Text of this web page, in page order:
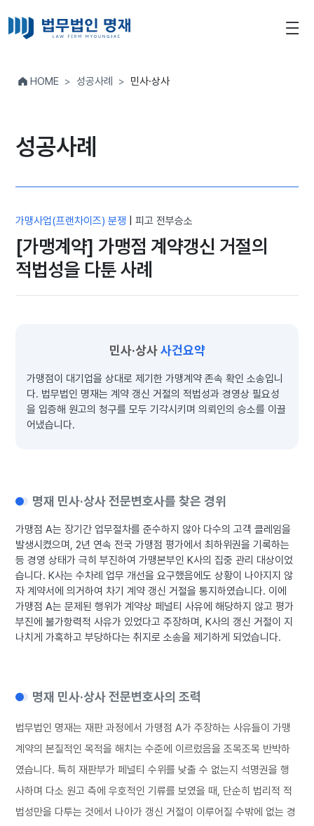
HOME 성공사례 민사·상사
성공사례
가맹사업(프랜차이즈) 분쟁 |피고 전부승소
[가맹계약] 가맹점 계약갱신 거절의
적법성을 다툰 사례
민사·상사 사건요약
가맹점이 대기업을 상대로 제기한 가맹계약 존속 확인 소송입니
다. 법무법인 명재는 계약 갱신 거절의 적법성과 경영상 필요성
을 입증해 원고의 청구를 모두 기각시키며 의뢰인의 승소를 이끌
어냈습니다.
명재 민사·상사 전문변호사를 찾은 경위
가맹점 A는 장기간 업무절차를 준수하지 않아 다수의 고객 클레임을
발생시켰으며, 2년 연속 전국 가맹점 평가에서 최하위권을 기록하는
등 경영 상태가 극히 부진하여 가맹본부인 K사의 집중 관리 대상이었
습니다. K사는 수차례 업무 개선을 요구했음에도 상황이 나아지지 않
자 계약서에 의거하여 차기 계약 갱신 거절을 통지하였습니다. 이에
가맹점 A는 문제된 행위가 계약상 페널티 사유에 해당하지 않고 평가
부진에 불가항력적 사유가 있었다고 주장하며, K사의 갱신 거절이 지
나치게 가혹하고 부당하다는 취지로 소송을 제기하게 되었습니다.
명재 민사·상사 전문변호사의 조력
법무법인 명재는 재판 과정에서 가맹점 A가 주장하는 사유들이 가맹
계약의 본질적인 목적을 해치는 수준에 이르렀음을 조목조목 반박하
였습니다. 특히 재판부가 페널티 수위를 낮출 수 없는지 석명권을 행
사하며 다소 원고 측에 우호적인 기류를 보였을 때, 단순히 법리적 적
법성만을 다투는 것에서 나아가 갱신 거절이 이루어질 수밖에 없는 경